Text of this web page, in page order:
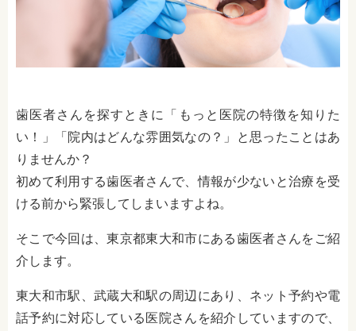
歯医者さんを探すときに「もっと医院の特徴を知りた
い！」「院内はどんな雰囲気なの？」と思ったことはあ
りませんか？
初めて利用する歯医者さんで、情報が少ないと治療を受
ける前から緊張してしまいますよね。
そこで今回は、東京都東大和市にある歯医者さんをご紹
介します。
東大和市駅、武蔵大和駅の周辺にあり、ネット予約や電
話予約に対応している医院さんを紹介していますので、